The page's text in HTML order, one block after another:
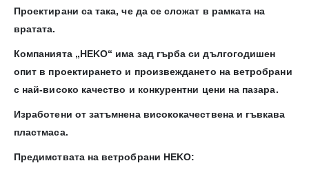
Проектирани са така, че да се сложат в рамката на
вратата.
Компанията „HEKO“ има зад гърба си дългогодишен
опит в проектирането и произвеждането на ветробрани
с най-високо качество и конкурентни цени на пазара.
Изработени от затъмнена висококачествена и гъвкава
пластмаса.
Предимствата на ветробрани HEKO: